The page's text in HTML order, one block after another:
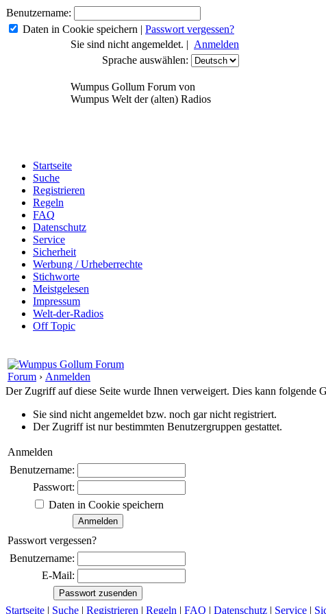
Benutzername:
Daten in Cookie speichern | Passwort vergessen?
Sie sind nicht angemeldet. | Anmelden
Sprache auswählen:
Wumpus Gollum Forum von
Wumpus Welt der (alten) Radios
Startseite
Suche
Registrieren
Regeln
FAQ
Datenschutz
Service
Sicherheit
Werbung / Urheberrechte
Stichworte
Meistgelesen
Impressum
Welt-der-Radios
Off Topic
Forum › Anmelden
Der Zugriff auf diese Seite wurde Ihnen verweigert. Dies kann folgende
Sie sind nicht angemeldet bzw. noch gar nicht registriert.
Der Zugriff ist nur bestimmten Benutzergruppen gestattet.
Anmelden
Benutzername:
Passwort:
Daten in Cookie speichern
Passwort vergessen?
Benutzername:
E-Mail:
Startseite | Suche | Registrieren | Regeln | FAQ | Datenschutz | Service |